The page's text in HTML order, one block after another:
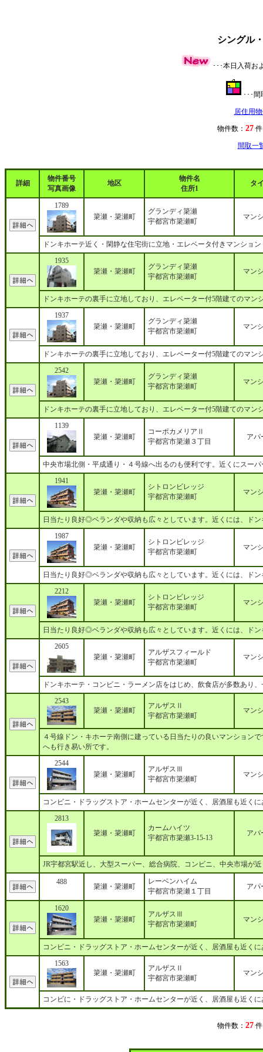
シングル
･･･本日入荷
･･･
居住用
物件数： 27
間取一
詳細
物件番号
写真画像
地区
物件名
住所1
タ
1789
簗瀬・簗瀬町
グランディ簗瀬
宇都宮市簗瀬町
マン
ドンキホーテ近く・閑静な住宅街に立地・エレベータ付きマンショ
1935
簗瀬・簗瀬町
グランディ簗瀬
宇都宮市簗瀬町
マン
ドンキホーテの裏手に立地しており、エレベーター付5階建てのマ
1937
簗瀬・簗瀬町
グランディ簗瀬
宇都宮市簗瀬町
マン
ドンキホーテの裏手に立地しており、エレベーター付5階建てのマ
2542
簗瀬・簗瀬町
グランディ簗瀬
宇都宮市簗瀬町
マン
ドンキホーテの裏手に立地しており、エレベーター付5階建てのマ
1139
簗瀬・簗瀬町
コーポカメリアⅡ
宇都宮市簗瀬３丁目
アパ
中央市場北側・平成通り・４号線へ出るのも便利です。近くにスー
1941
簗瀬・簗瀬町
シトロンビレッジ
宇都宮市簗瀬町
マン
日当たり良好◎ベランダや収納も広々としています。近くには、ド
1987
簗瀬・簗瀬町
シトロンビレッジ
宇都宮市簗瀬町
マン
日当たり良好◎ベランダや収納も広々としています。近くには、ド
2212
簗瀬・簗瀬町
シトロンビレッジ
宇都宮市簗瀬町
マン
日当たり良好◎ベランダや収納も広々としています。近くには、ド
2605
簗瀬・簗瀬町
アルザスフィールド
宇都宮市簗瀬町
マン
ドンキホーテ・コンビニ・ラーメン店をはじめ、飲食店が多数あり
2543
簗瀬・簗瀬町
アルザスⅡ
宇都宮市簗瀬町
マン
４号線ドン・キホーテ南側に建っている日当たりの良いマンション
へも行き易い所です。
2544
簗瀬・簗瀬町
アルザスⅢ
宇都宮市簗瀬町
マン
コンビニ・ドラッグストア・ホームセンターが近く、居酒屋も近く
2813
簗瀬・簗瀬町
カームハイツ
宇都宮市簗瀬3-15-13
アパ
JR宇都宮駅近し、大型スーパー、総合病院、コンビニ、中央市場が
488
簗瀬・簗瀬町
レーベンハイム
宇都宮市簗瀬１丁目
アパ
1620
簗瀬・簗瀬町
アルザスⅢ
宇都宮市簗瀬町
マン
コンビニ・ドラッグストア・ホームセンターが近く、居酒屋も近く
1563
簗瀬・簗瀬町
アルザスⅡ
宇都宮市簗瀬町
マン
コンビに・ドラッグストア・ホームセンターが近く、居酒屋も近く
物件数： 27